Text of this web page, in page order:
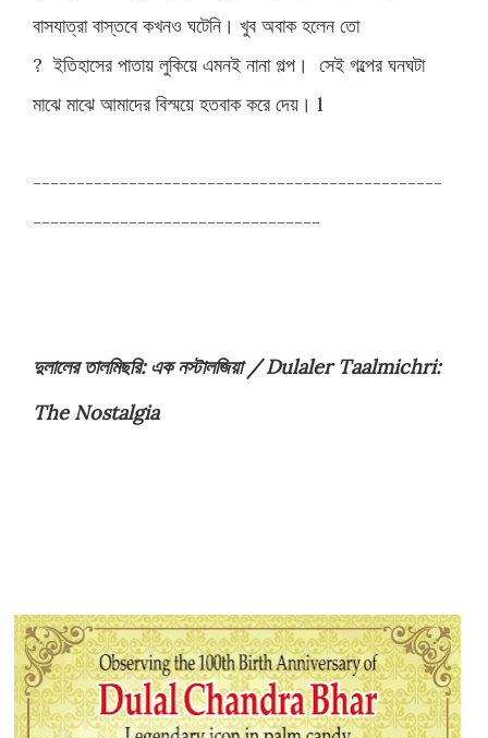
বাসযাত্রা বাস্তবে কখনও ঘটেনি। খুব অবাক হলেন তো
? ইতিহাসের পাতায় লুকিয়ে এমনই নানা গল্প। সেই গল্পের ঘনঘটা
মাঝে মাঝে আমাদের বিস্ময়ে হতবাক করে দেয়। l
-----------------------------------------------
---------------------------------
দুলালের তালমিছরি: এক নস্টালজিয়া / Dulaler Taalmichri:
The Nostalgia